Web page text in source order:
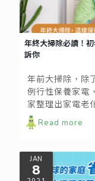
年終大掃除必讀！
訴你
年前大掃除，除
例行性保養家電
家整理出家電老
方式，減少耗電
Read more
JAN
8